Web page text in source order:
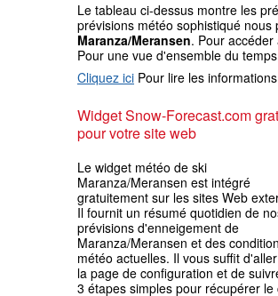
Le tableau ci-dessus montre les
prévisions météo sophistiqué
Maranza/Meransen. Pour
Pour une vue d'ensemble du
Cliquez ici Pour lire les
Widget Snow-Forecast.com
pour votre site web
Le widget météo de ski
Maranza/Meransen est intégré
gratuitement sur les sites Web
Il fournit un résumé quotidien de
prévisions d'enneigement de
Maranza/Meransen et des
météo actuelles. Il vous suffit
la page de configuration et de
3 étapes simples pour récupérer le